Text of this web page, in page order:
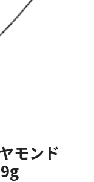
モンド